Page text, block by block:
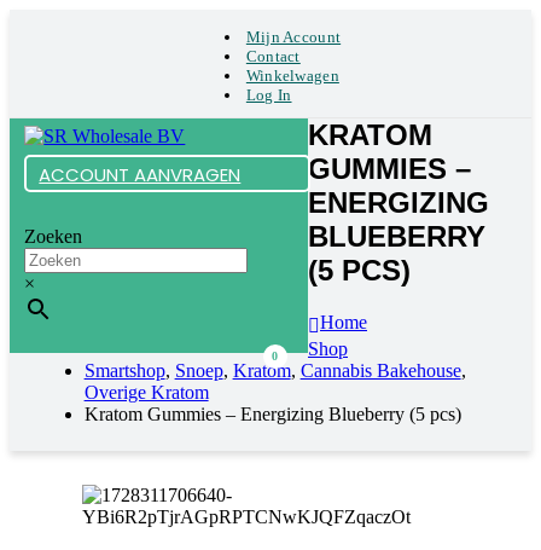
Mijn Account
Contact
Winkelwagen
Log In
ACCOUNT AANVRAGEN
Zoeken
×
0
KRATOM
GUMMIES –
ENERGIZING
BLUEBERRY
(5 PCS)
Home
Shop
Smartshop, Snoep, Kratom, Cannabis Bakehouse,
Overige Kratom
Kratom Gummies – Energizing Blueberry (5 pcs)